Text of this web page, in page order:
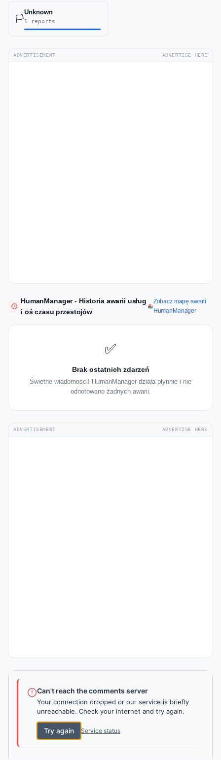
🏳️
Unknown
1 reports
ADVERTISEMENT ADVERTISE HERE
HumanManager - Historia awarii usług
i oś czasu przestojów
Zobacz mapę awarii
HumanManager
✅
Brak ostatnich zdarzeń
Świetne wiadomości! HumanManager działa płynnie i nie
odnotowano żadnych awarii.
ADVERTISEMENT ADVERTISE HERE
Can't reach the comments server
Your connection dropped or our service is briefly
unreachable. Check your internet and try again.
Try again Service status